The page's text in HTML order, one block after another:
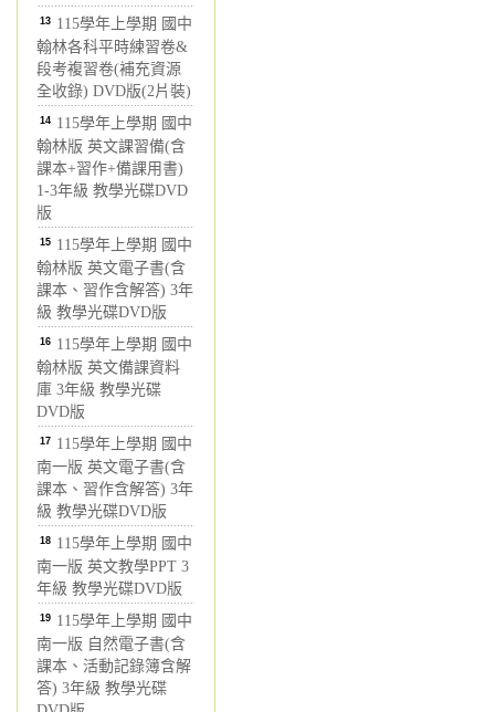
13 115學年上學期 國中
翰林各科平時練習卷&
段考複習卷(補充資源
全收錄) DVD版(2片裝)
14 115學年上學期 國中
翰林版 英文課習備(含
課本+習作+備課用書)
1-3年級 教學光碟DVD
版
15 115學年上學期 國中
翰林版 英文電子書(含
課本、習作含解答) 3年
級 教學光碟DVD版
16 115學年上學期 國中
翰林版 英文備課資料
庫 3年級 教學光碟
DVD版
17 115學年上學期 國中
南一版 英文電子書(含
課本、習作含解答) 3年
級 教學光碟DVD版
18 115學年上學期 國中
南一版 英文教學PPT 3
年級 教學光碟DVD版
19 115學年上學期 國中
南一版 自然電子書(含
課本、活動記錄簿含解
答) 3年級 教學光碟